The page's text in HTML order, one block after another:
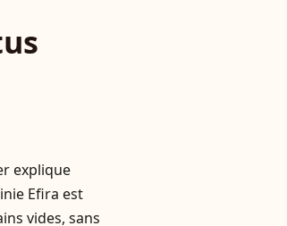
explique
Efira est
vides, sans